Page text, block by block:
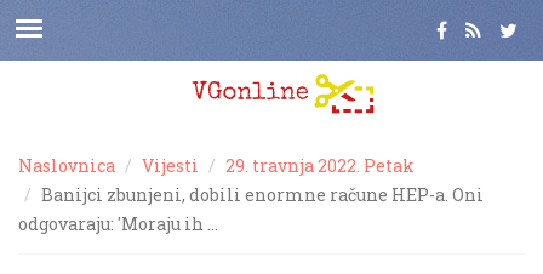
Naslovnica Vijesti
29. travnja 2022. Petak
Banijci zbunjeni, dobili enormne račune HEP-a. Oni
odgovaraju: 'Moraju ih …